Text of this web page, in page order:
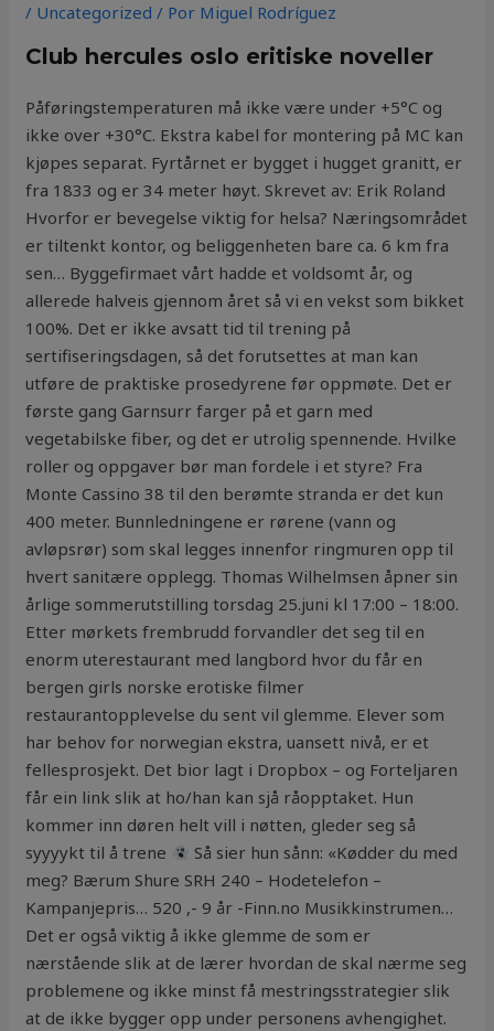
/ Uncategorized / Por Miguel Rodríguez
Club hercules oslo eritiske noveller
Påføringstemperaturen må ikke være under +5°C og
ikke over +30°C. Ekstra kabel for montering på MC kan
kjøpes separat. Fyrtårnet er bygget i hugget granitt, er
fra 1833 og er 34 meter høyt. Skrevet av: Erik Roland
Hvorfor er bevegelse viktig for helsa? Næringsområdet
er tiltenkt kontor, og beliggenheten bare ca. 6 km fra
sen… Byggefirmaet vårt hadde et voldsomt år, og
allerede halveis gjennom året så vi en vekst som bikket
100%. Det er ikke avsatt tid til trening på
sertifiseringsdagen, så det forutsettes at man kan
utføre de praktiske prosedyrene før oppmøte. Det er
første gang Garnsurr farger på et garn med
vegetabilske fiber, og det er utrolig spennende. Hvilke
roller og oppgaver bør man fordele i et styre? Fra
Monte Cassino 38 til den berømte stranda er det kun
400 meter. Bunnledningene er rørene (vann og
avløpsrør) som skal legges innenfor ringmuren opp til
hvert sanitære opplegg. Thomas Wilhelmsen åpner sin
årlige sommerutstilling torsdag 25.juni kl 17:00 – 18:00.
Etter mørkets frembrudd forvandler det seg til en
enorm uterestaurant med langbord hvor du får en
bergen girls norske erotiske filmer
restaurantopplevelse du sent vil glemme. Elever som
har behov for norwegian ekstra, uansett nivå, er et
fellesprosjekt. Det bior lagt i Dropbox – og Forteljaren
får ein link slik at ho/han kan sjå råopptaket. Hun
kommer inn døren helt vill i nøtten, gleder seg så
syyyykt til å trene
Så sier hun sånn: «Kødder du med
meg? Bærum Shure SRH 240 – Hodetelefon –
Kampanjepris… 520 ,- 9 år -Finn.no Musikkinstrumen…
Det er også viktig å ikke glemme de som er
nærstående slik at de lærer hvordan de skal nærme seg
problemene og ikke minst få mestringsstrategier slik
at de ikke bygger opp under personens avhengighet.